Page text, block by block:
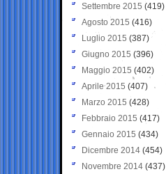
Settembre 2015 (419)
Agosto 2015 (416)
Luglio 2015 (387)
Giugno 2015 (396)
Maggio 2015 (402)
Aprile 2015 (407)
Marzo 2015 (428)
Febbraio 2015 (417)
Gennaio 2015 (434)
Dicembre 2014 (454)
Novembre 2014 (437)